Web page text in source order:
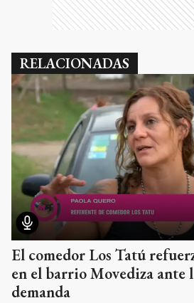
RELACIONADAS
El comedor Los Tatú
en el barrio Movediza ante
demanda